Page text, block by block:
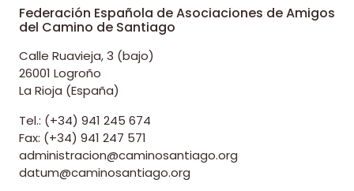
Federación Española de Asociaciones de Amigos
del Camino de Santiago
Calle Ruavieja, 3 (bajo)
26001 Logroño
La Rioja (España)
Tel.: (+34) 941 245 674
Fax: (+34) 941 247 571
administracion@caminosantiago.org
datum@caminosantiago.org